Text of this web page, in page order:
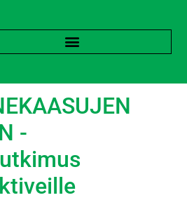
Satelliitit
-